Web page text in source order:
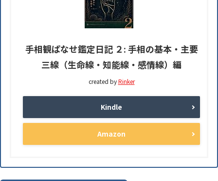
手相観ぱなせ鑑定日記 ２: 手相の基本・主要
三線（生命線・知能線・感情線）編
created byRinker
Kindle
Amazon